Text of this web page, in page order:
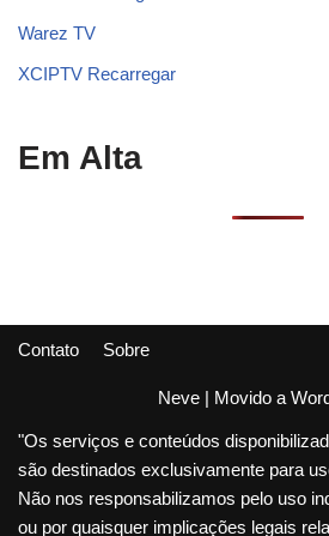
Warez TV
XCIPTV Recarregar
Em Alta
Contato Sobre
Neve| Movido a
"Os serviços e conteúdos
são destinados exclusivamente para
Não nos responsabilizamos pelo uso
ou por quaisquer implicações legais